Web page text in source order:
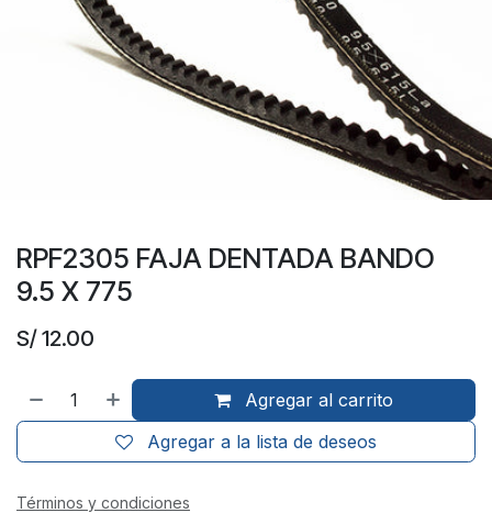
RPF2305 FAJA DENTADA BANDO
9.5 X 775
S/12.00
Agregar al carrito
Agregar a la lista de deseos
Términos y condiciones